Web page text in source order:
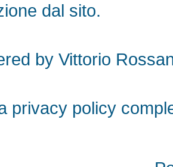
dal sito.
by Vittorio
privacy policy